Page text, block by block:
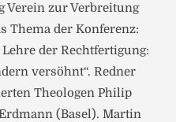
Verein zur Verbreitung
Thema der Konferenz:
der Rechtfertigung:
versöhnt“. Redner
Theologen Philip
(Basel). Martin